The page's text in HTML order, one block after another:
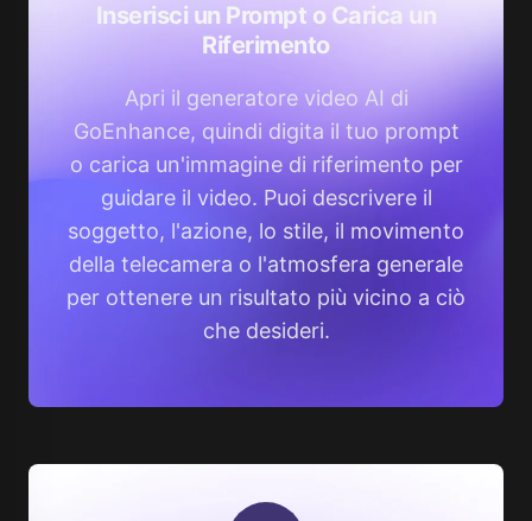
Inserisci un Prompt o Carica un
Riferimento
Apri il generatore video AI di
GoEnhance, quindi digita il tuo prompt
o carica un'immagine di riferimento per
guidare il video. Puoi descrivere il
soggetto, l'azione, lo stile, il movimento
della telecamera o l'atmosfera generale
per ottenere un risultato più vicino a ciò
che desideri.